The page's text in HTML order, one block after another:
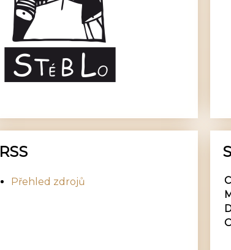
RSS
Přehled zdrojů